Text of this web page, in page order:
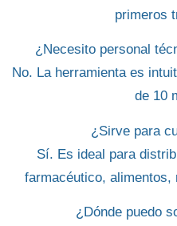
primeros
¿Necesito personal
No. La herramienta es
de 10
¿Sirve para
Sí. Es ideal para
farmacéutico, alimentos,
¿Dónde puedo